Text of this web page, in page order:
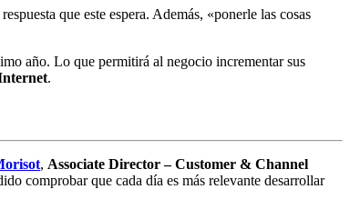
que este espera. Además, «ponerle las cosas
año. Lo que permitirá al negocio incrementar sus
.
, Associate Director – Customer & Channel
comprobar que cada día es más relevante desarrollar